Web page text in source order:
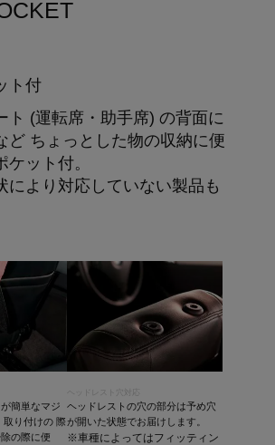
ト付
ト (運転席・助手席) の背面に
ど ちょっとした物の収納に便
ット付。
より対応していない製品も
簡単なマジ
取り付けの 際
の際に便
ヘッドレスト穴対応
ヘッドレストの穴の部分は予め穴
が開いた状態でお届けします。
※車種によってはフィッティン